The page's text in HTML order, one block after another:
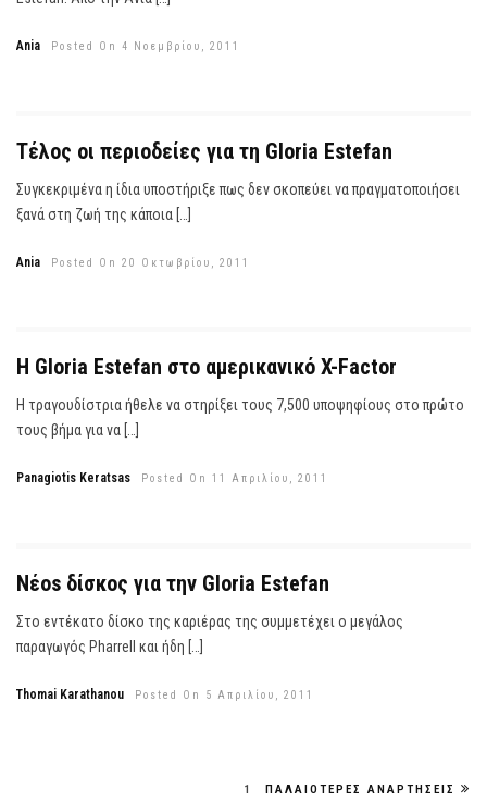
Ania Posted On 4 Νοεμβρίου, 2011
Τέλος οι περιοδείες για τη Gloria Estefan
Συγκεκριμένα η ίδια υποστήριξε πως δεν σκοπεύει να πραγματοποιήσει
ξανά στη ζωή της κάποια […]
Ania Posted On 20 Οκτωβρίου, 2011
Η Gloria Estefan στο αμερικανικό X-Factor
Η τραγουδίστρια ήθελε να στηρίξει τους 7,500 υποψηφίους στο πρώτο
τους βήμα για να […]
Panagiotis Keratsas Posted On 11 Απριλίου, 2011
Νέοs δίσκος για την Gloria Estefan
Στο εντέκατο δίσκο της καριέρας της συμμετέχει ο μεγάλος
παραγωγός Pharrell και ήδη […]
Thomai Karathanou Posted On 5 Απριλίου, 2011
1 ΠΑΛΑΙΌΤΕΡΕΣ ΑΝΑΡΤΉΣΕΙΣ